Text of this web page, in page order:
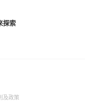
探索
及政策(Open